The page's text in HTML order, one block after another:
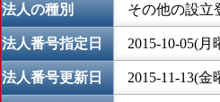
法人の種別 その他の設立
法人番号指定日 2015-10-05(月
法人番号更新日 2015-11-13(金